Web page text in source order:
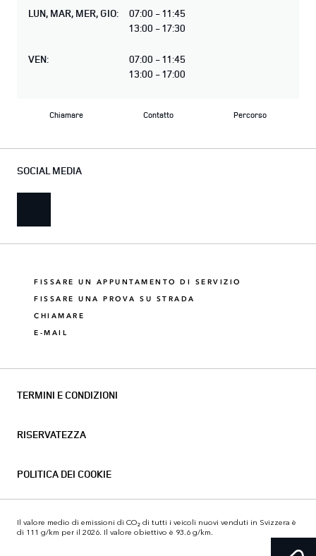
LUN, MAR, MER,GIO:
07:00 - 11:45
13:00 - 17:30
VEN:
07:00 - 11:45
13:00 - 17:00
Chiamare Contatto Percorso
TERMINI E CONDIZIONI
RISERVATEZZA
POLITICA DEI COOKIE
FISSARE UN APPUNTAMENTO DI SERVIZIO
FISSARE UNA PROVA SU STRADA
CHIAMARE
E-MAIL
SOCIAL MEDIA
Il valore medio di emissioni di CO₂ di tutti i veicoli nuovi venduti in Svizzera è
di 111 g/km per il 2026. Il valore obiettivo è 93.6 g/km.